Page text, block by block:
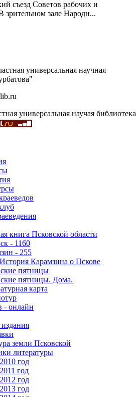
съезд Советов рабочих и
зрительном зале Народн...
универсальная научная
универсальная научая библиотека
книга Псковской области
- 1160
- 255
История Карамзина о Пскове
пятницы
пятницы. Дома.
карта
- онлайн
земли Псковской
литературы
2010 год
2011 год
2012 год
2013 год